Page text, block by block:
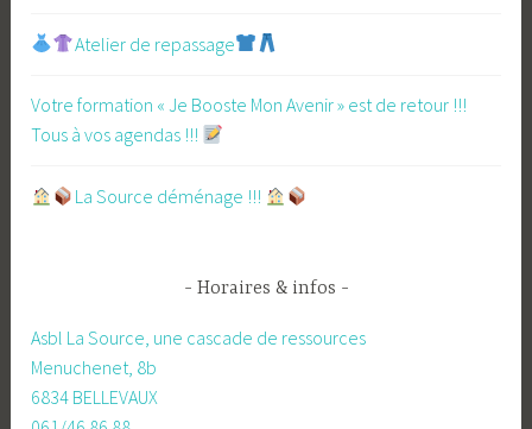
Atelier de repassage​
Votre formation « Je Booste Mon Avenir » est de retour !!!
Tous à vos agendas !!!
​La Source déménage !!!
Horaires & infos
Asbl La Source, une cascade de ressources
Menuchenet, 8b
6834 BELLEVAUX